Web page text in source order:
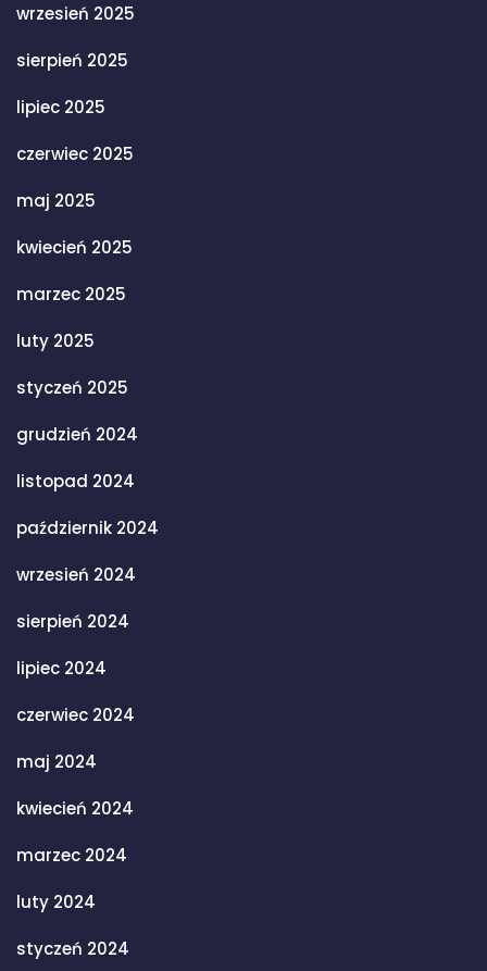
wrzesień 2025
sierpień 2025
lipiec 2025
czerwiec 2025
maj 2025
kwiecień 2025
marzec 2025
luty 2025
styczeń 2025
grudzień 2024
listopad 2024
październik 2024
wrzesień 2024
sierpień 2024
lipiec 2024
czerwiec 2024
maj 2024
kwiecień 2024
marzec 2024
luty 2024
styczeń 2024